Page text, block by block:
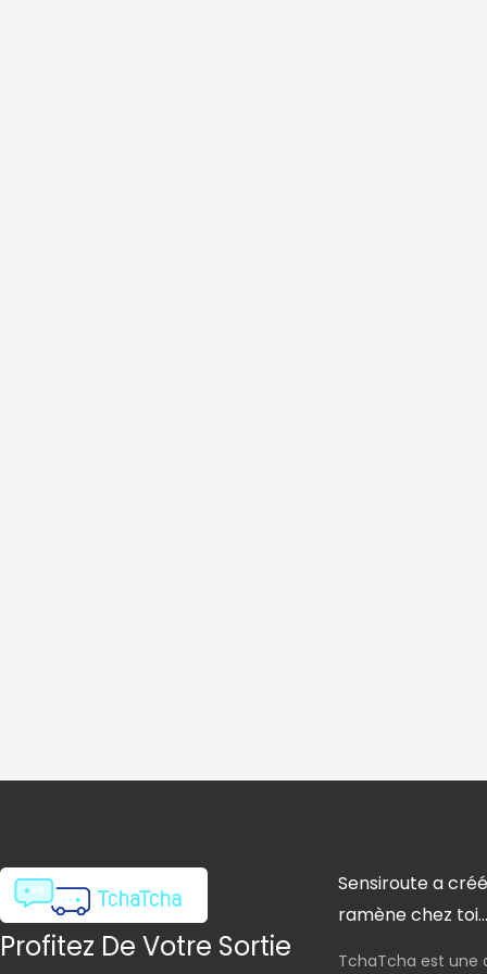
Profitez De Votre Sortie
Sensiroute a
ramène chez toi...
TchaTcha est une